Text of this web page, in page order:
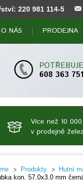
220 981 114-5
O NÁS PRODEJNA
608 363 751
Více než 10
v prodejně
Produkty
Hutní
kon. 57.0x3.0 mm